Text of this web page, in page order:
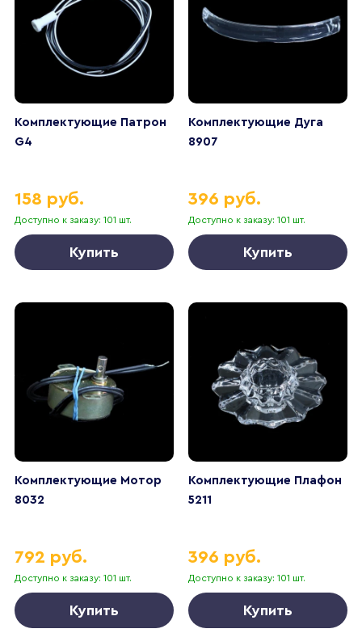
Комплектующие Патрон
G4
Доступно к заказу: 101 шт.
158 руб.
Купить
Комплектующие Дуга
8907
Доступно к заказу: 101 шт.
396 руб.
Купить
Комплектующие Мотор
8032
Доступно к заказу: 101 шт.
792 руб.
Купить
Комплектующие Плафон
5211
Доступно к заказу: 101 шт.
396 руб.
Купить